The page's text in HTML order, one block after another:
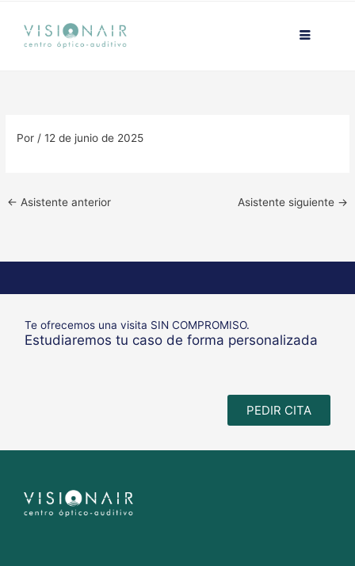
contenido
Por/12 de junio de 2025
← Asistente anterior Asistente siguiente →
Te ofrecemos una visita SIN COMPROMISO.
Estudiaremos tu caso de forma personalizada
PEDIR CITA